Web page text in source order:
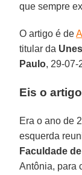
que sempre
O artigo é de
titular da
Paulo, 29-07-
Eis o
Era o ano de
esquerda
Faculdade
Antônia, para